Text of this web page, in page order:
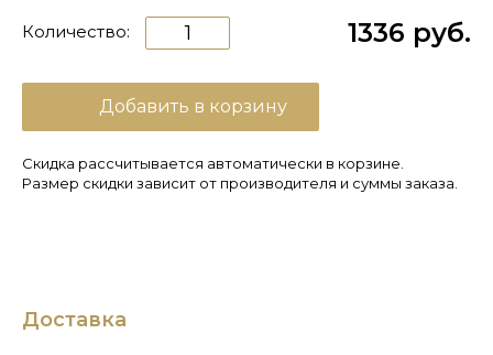
1336 руб.
Количество:
Добавить в корзину
Скидка рассчитывается автоматически в корзине.
Размер скидки зависит от производителя и суммы заказа.
Доставка